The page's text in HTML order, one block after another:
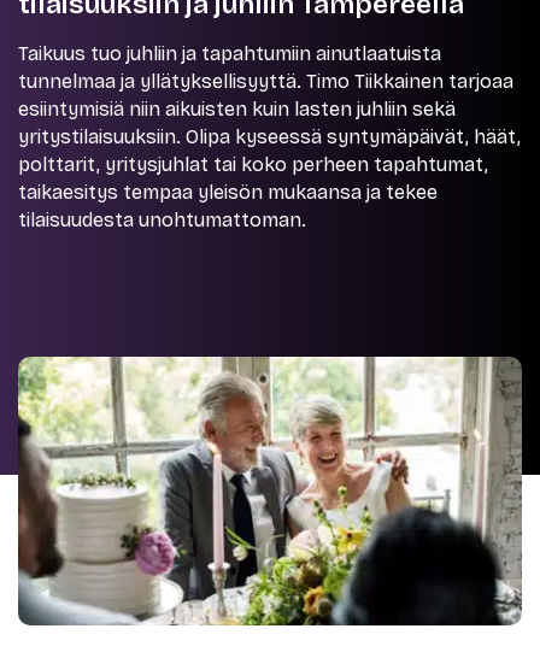
Taikuus tuo juhliin ja tapahtumiin ainutlaatuista
tunnelmaa ja yllätyksellisyyttä. Timo Tiikkainen tarjoaa
esiintymisiä niin aikuisten kuin lasten juhliin sekä
yritystilaisuuksiin. Olipa kyseessä syntymäpäivät, häät,
polttarit, yritysjuhlat tai koko perheen tapahtumat,
taikaesitys tempaa yleisön mukaansa ja tekee
tilaisuudesta unohtumattoman.